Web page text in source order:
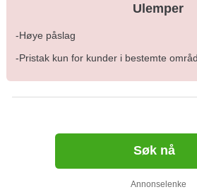
Ulemper
-Høye påslag
-Pristak kun for kunder i bestemte
Søk nå
Annonselenke